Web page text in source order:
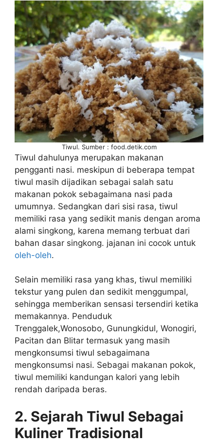
Tiwul. Sumber : food.detik.com
Tiwul dahulunya merupakan makanan
pengganti nasi. meskipun di beberapa tempat
tiwul masih dijadikan sebagai salah satu
makanan pokok sebagaimana nasi pada
umumnya. Sedangkan dari sisi rasa, tiwul
memiliki rasa yang sedikit manis dengan aroma
alami singkong, karena memang terbuat dari
bahan dasar singkong. jajanan ini cocok untuk
oleh-oleh.
Selain memiliki rasa yang khas, tiwul memiliki
tekstur yang pulen dan sedikit menggumpal,
sehingga memberikan sensasi tersendiri ketika
memakannya. Penduduk
Trenggalek,Wonosobo, Gunungkidul, Wonogiri,
Pacitan dan Blitar termasuk yang masih
mengkonsumsi tiwul sebagaimana
mengkonsumsi nasi. Sebagai makanan pokok,
tiwul memiliki kandungan kalori yang lebih
rendah daripada beras.
2. Sejarah Tiwul Sebagai
Kuliner Tradisional